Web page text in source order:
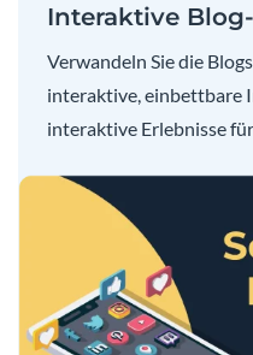
Interaktive
Verwandeln Sie die
interaktive, einbettbare
interaktive Erlebnisse